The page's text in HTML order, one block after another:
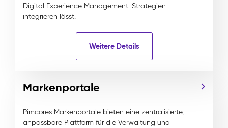
Digital Experience Management-Strategien
integrieren lässt.
Weitere Details
Markenportale
Pimcores Markenportale bieten eine zentralisierte,
anpassbare Plattform für die Verwaltung und